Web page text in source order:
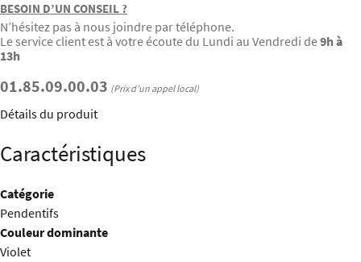
BESOIN D’UN CONSEIL ?
N’hésitez pas à nous joindre par téléphone.
Le service client est à votre écoute du Lundi au Vendredi de9h à
13h
01.85.09.00.03 (Prix d’un appel local)
Détails du produit
Caractéristiques
Catégorie
Pendentifs
Couleur dominante
Violet